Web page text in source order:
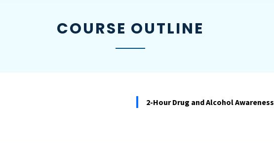
COURSE OUTLINE
2-Hour Drug and Alcohol Awareness